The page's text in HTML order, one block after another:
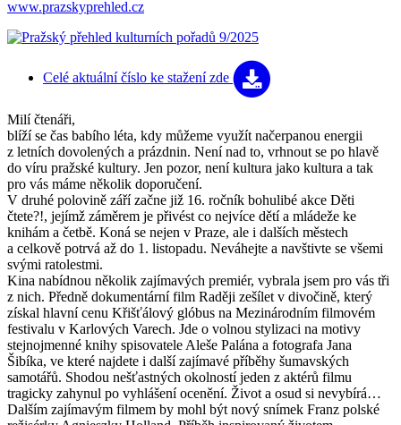
www.prazskyprehled.cz
Celé aktuální číslo ke stažení zde
Milí čtenáři,
blíží se čas babího léta, kdy můžeme využít načerpanou energii
z letních dovolených a prázdnin. Není nad to, vrhnout se po hlavě
do víru pražské kultury. Jen pozor, není kultura jako kultura a tak
pro vás máme několik doporučení.
V druhé polovině září začne již 16. ročník bohulibé akce Děti
čtete?!, jejímž záměrem je přivést co nejvíce dětí a mládeže ke
knihám a četbě. Koná se nejen v Praze, ale i dalších městech
a celkově potrvá až do 1. listopadu. Neváhejte a navštivte se všemi
svými ratolestmi.
Kina nabídnou několik zajímavých premiér, vybrala jsem pro vás tři
z nich. Předně dokumentární film Raději zešílet v divočině, který
získal hlavní cenu Křišťálový glóbus na Mezinárodním filmovém
festivalu v Karlových Varech. Jde o volnou stylizaci na motivy
stejnojmenné knihy spisovatele Aleše Palána a fotografa Jana
Šibíka, ve které najdete i další zajímavé příběhy šumavských
samotářů. Shodou nešťastných okolností jeden z aktérů filmu
tragicky zahynul po vyhlášení ocenění. Život a osud si nevybírá…
Dalším zajímavým filmem by mohl být nový snímek Franz polské